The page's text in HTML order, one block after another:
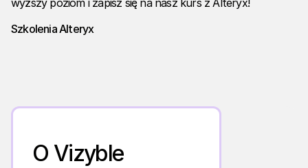
wyższy poziom i zapisz się na nasz kurs z Alteryx!
Szkolenia Alteryx
O Vizyble